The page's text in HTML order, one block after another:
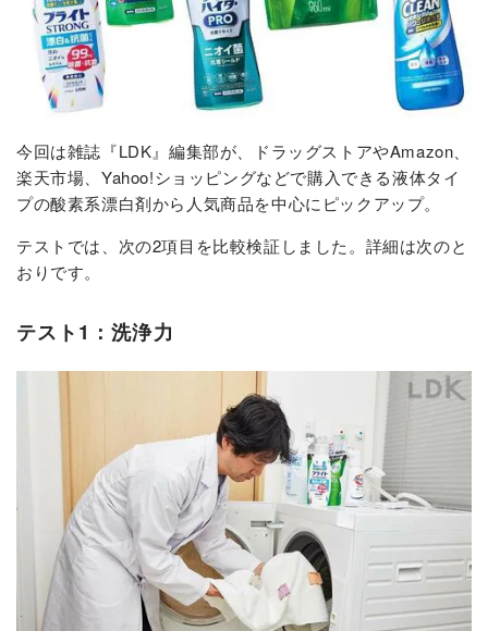
今回は雑誌『LDK』編集部が、ドラッグストアやAmazon、
楽天市場、Yahoo!ショッピングなどで購入できる液体タイ
プの酸素系漂白剤から人気商品を中心にピックアップ。
テストでは、次の2項目を比較検証しました。詳細は次のと
おりです。
テスト1：洗浄力